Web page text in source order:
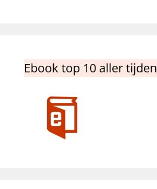
Ebook top 10 aller tijden